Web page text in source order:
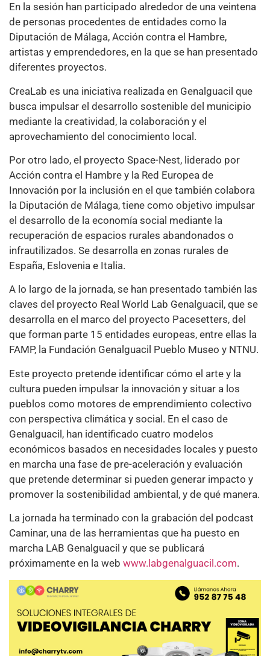
En la sesión han participado alrededor de una veintena
de personas procedentes de entidades como la
Diputación de Málaga, Acción contra el Hambre,
artistas y emprendedores, en la que se han presentado
diferentes proyectos.
CreaLab es una iniciativa realizada en Genalguacil que
busca impulsar el desarrollo sostenible del municipio
mediante la creatividad, la colaboración y el
aprovechamiento del conocimiento local.
Por otro lado, el proyecto Space-Nest, liderado por
Acción contra el Hambre y la Red Europea de
Innovación por la inclusión en el que también colabora
la Diputación de Málaga, tiene como objetivo impulsar
el desarrollo de la economía social mediante la
recuperación de espacios rurales abandonados o
infrautilizados. Se desarrolla en zonas rurales de
España, Eslovenia e Italia.
A lo largo de la jornada, se han presentado también las
claves del proyecto Real World Lab Genalguacil, que se
desarrolla en el marco del proyecto Pacesetters, del
que forman parte 15 entidades europeas, entre ellas la
FAMP, la Fundación Genalguacil Pueblo Museo y NTNU.
Este proyecto pretende identificar cómo el arte y la
cultura pueden impulsar la innovación y situar a los
pueblos como motores de emprendimiento colectivo
con perspectiva climática y social. En el caso de
Genalguacil, han identificado cuatro modelos
económicos basados en necesidades locales y puesto
en marcha una fase de pre-aceleración y evaluación
que pretende determinar si pueden generar impacto y
promover la sostenibilidad ambiental, y de qué manera.
La jornada ha terminado con la grabación del podcast
Caminar, una de las herramientas que ha puesto en
marcha LAB Genalguacil y que se publicará
próximamente en la web www.labgenalguacil.com.